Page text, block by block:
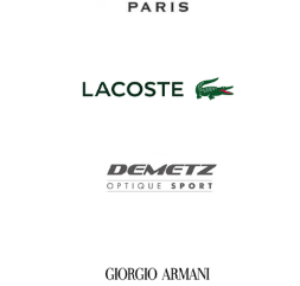
Laurent